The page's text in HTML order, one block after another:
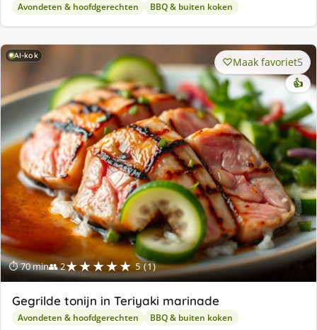
Avondeten & hoofdgerechten BBQ & buiten koken
AI-kok
⏱ 70 min👥 2★★★★★ 5 (1)
Maak favoriet5
👍
Gegrilde tonijn in Teriyaki marinade
Avondeten & hoofdgerechten BBQ & buiten koken